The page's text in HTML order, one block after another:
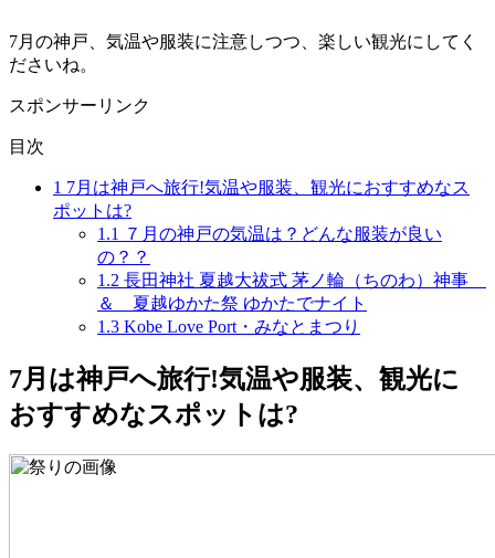
7月の神戸、気温や服装に注意しつつ、楽しい観光にしてく
ださいね。
スポンサーリンク
目次
1 7月は神戸へ旅行!気温や服装、観光におすすめなス
ポットは?
1.1
７月の神戸の気温は？どんな服装が良い
の？？
1.2 長田神社 夏越大祓式 茅ノ輪（ちのわ）神事
＆ 夏越ゆかた祭 ゆかたでナイト
1.3 Kobe Love Port・みなとまつり
7月は神戸へ旅行!気温や服装、観光に
おすすめなスポットは?